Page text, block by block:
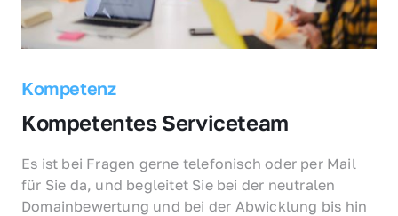
Kompetenz
Kompetentes Serviceteam
Es ist bei Fragen gerne telefonisch oder per Mail
für Sie da, und begleitet Sie bei der neutralen
Domainbewertung und bei der Abwicklung bis hin